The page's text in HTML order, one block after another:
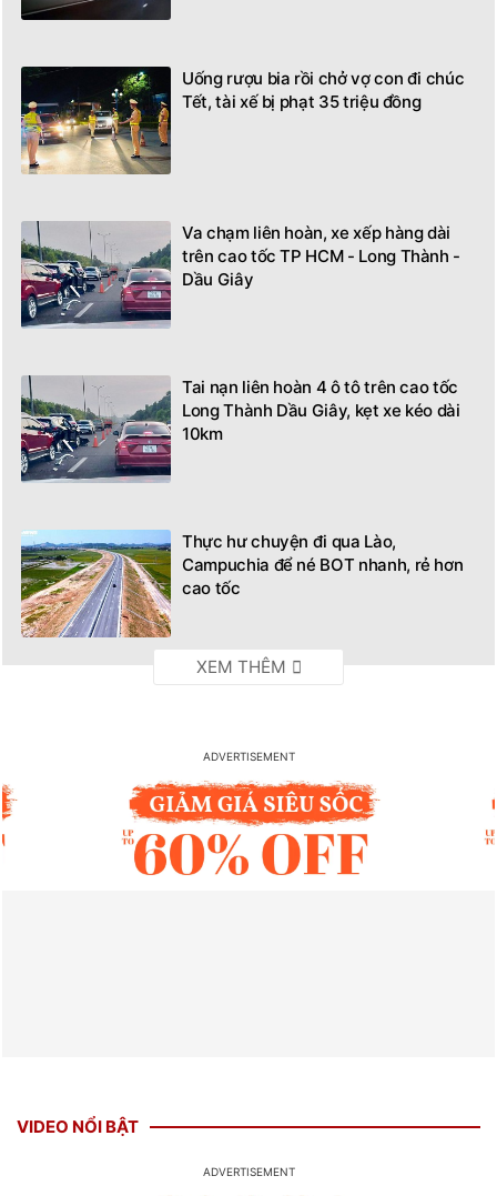
Uống rượu bia rồi chở vợ con đi chúc
Tết, tài xế bị phạt 35 triệu đồng
Va chạm liên hoàn, xe xếp hàng dài
trên cao tốc TP HCM - Long Thành -
Dầu Giây
Tai nạn liên hoàn 4 ô tô trên cao tốc
Long Thành Dầu Giây, kẹt xe kéo dài
10km
Thực hư chuyện đi qua Lào,
Campuchia để né BOT nhanh, rẻ hơn
cao tốc
VIDEO NỔI BẬT